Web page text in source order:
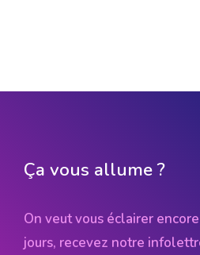
Ça vous allume ?
On veut vous éclairer
jours, recevez notre